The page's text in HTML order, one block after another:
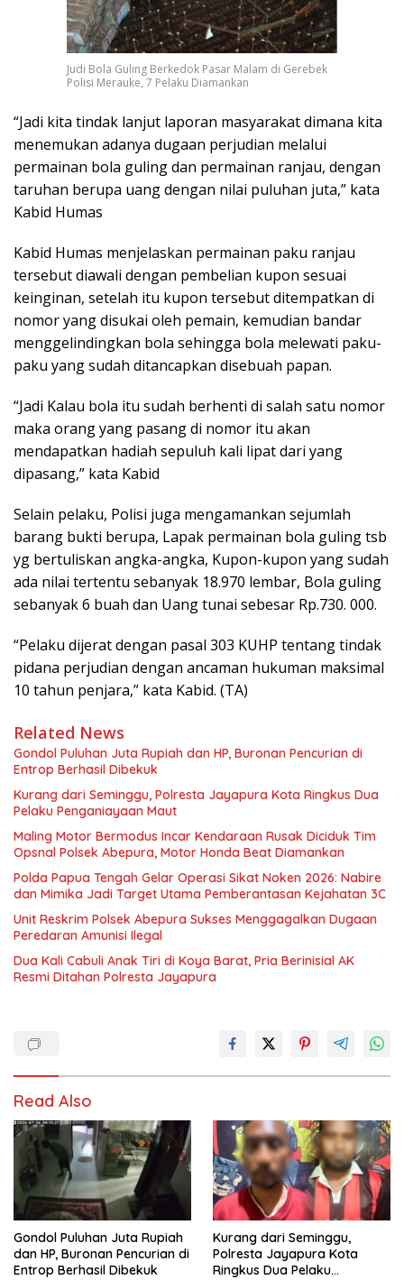
Judi Bola Guling Berkedok Pasar Malam di Gerebek
Polisi Merauke, 7 Pelaku Diamankan
“Jadi kita tindak lanjut laporan masyarakat dimana kita
menemukan adanya dugaan perjudian melalui
permainan bola guling dan permainan ranjau, dengan
taruhan berupa uang dengan nilai puluhan juta,” kata
Kabid Humas
Kabid Humas menjelaskan permainan paku ranjau
tersebut diawali dengan pembelian kupon sesuai
keinginan, setelah itu kupon tersebut ditempatkan di
nomor yang disukai oleh pemain, kemudian bandar
menggelindingkan bola sehingga bola melewati paku-
paku yang sudah ditancapkan disebuah papan.
“Jadi Kalau bola itu sudah berhenti di salah satu nomor
maka orang yang pasang di nomor itu akan
mendapatkan hadiah sepuluh kali lipat dari yang
dipasang,” kata Kabid
Selain pelaku, Polisi juga mengamankan sejumlah
barang bukti berupa, Lapak permainan bola guling tsb
yg bertuliskan angka-angka, Kupon-kupon yang sudah
ada nilai tertentu sebanyak 18.970 lembar, Bola guling
sebanyak 6 buah dan Uang tunai sebesar Rp.730. 000.
“Pelaku dijerat dengan pasal 303 KUHP tentang tindak
pidana perjudian dengan ancaman hukuman maksimal
10 tahun penjara,” kata Kabid. (TA)
Related News
Gondol Puluhan Juta Rupiah dan HP, Buronan Pencurian di
Entrop Berhasil Dibekuk
Kurang dari Seminggu, Polresta Jayapura Kota Ringkus Dua
Pelaku Penganiayaan Maut
Maling Motor Bermodus Incar Kendaraan Rusak Diciduk Tim
Opsnal Polsek Abepura, Motor Honda Beat Diamankan
Polda Papua Tengah Gelar Operasi Sikat Noken 2026: Nabire
dan Mimika Jadi Target Utama Pemberantasan Kejahatan 3C
Unit Reskrim Polsek Abepura Sukses Menggagalkan Dugaan
Peredaran Amunisi Ilegal
Dua Kali Cabuli Anak Tiri di Koya Barat, Pria Berinisial AK
Resmi Ditahan Polresta Jayapura
Read Also
Gondol Puluhan Juta Rupiah
dan HP, Buronan Pencurian di
Entrop Berhasil Dibekuk
Kurang dari Seminggu,
Polresta Jayapura Kota
Ringkus Dua Pelaku